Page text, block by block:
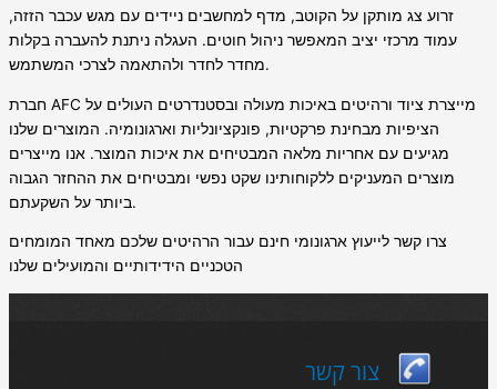
זרוע צג מותקן על הקוטב, מדף למחשבים ניידים עם מגש עכבר הזזה,
עמוד מרכזי יציב המאפשר ניהול חוטים. העגלה ניתנת להעברה בקלות
מחדר לחדר ולהתאמה לצרכי המשתמש.
חברת AFC מייצרת ציוד ורהיטים באיכות מעולה ובסטנדרטים העולים על
הציפיות מבחינת פרקטיות, פונקציונליות וארגונומיה. המוצרים שלנו
מגיעים עם אחריות מלאה המבטיחים את איכות המוצר. אנו מייצרים
מוצרים המעניקים ללקוחותינו שקט נפשי ומבטיחים את ההחזר הגבוה
ביותר על השקעתם.
צרו קשר לייעוץ ארגונומי חינם עבור הרהיטים שלכם מאחד המומחים
הטכניים הידידותיים והמועילים שלנו
צור קשר